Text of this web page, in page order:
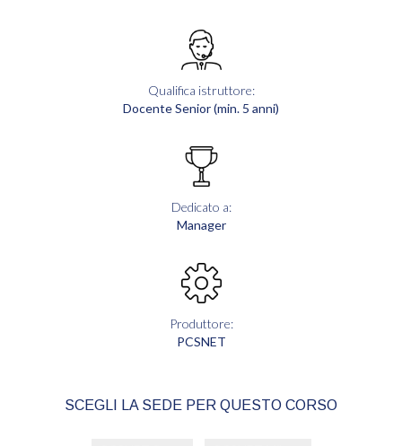
Qualifica istruttore:
Docente Senior (min. 5 anni)
Dedicato a:
Manager
Produttore:
PCSNET
SCEGLI LA SEDE PER QUESTO CORSO